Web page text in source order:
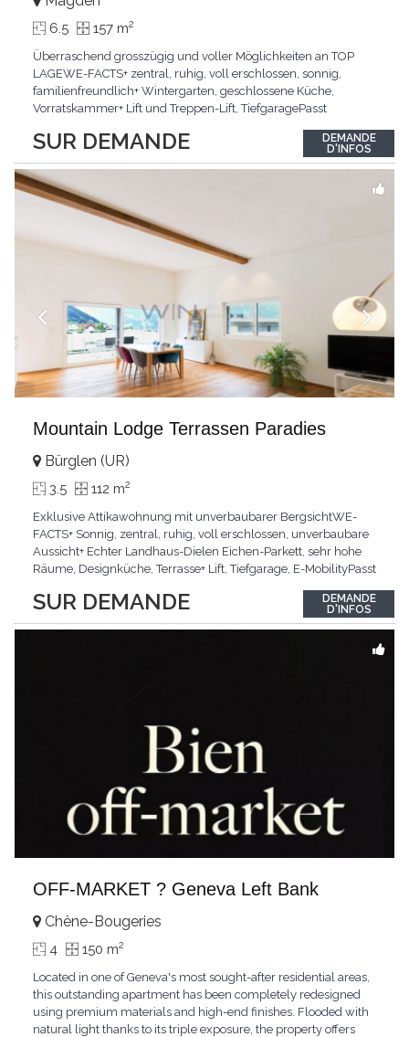
SUR DEMANDE
6.5 157 m2
Überraschend grosszügig und voller Möglichkeiten an TOP
LAGEWE-FACTS+ zentral, ruhig, voll erschlossen, sonnig,
familienfreundlich+ Wintergarten, geschlossene Küche,
Vorratskammer+ Lift und Treppen-Lift, TiefgaragePasst
Wintergarten schaffen ein lichtdurchflutetes
Wunder.Interessiert? JETZT anrufen: +41 76 507 21 32
DEMANDE
D'INFOS
Mountain Lodge Terrassen Paradies
SUR DEMANDE
Bürglen (UR)
3.5 112 m2
Exklusive Attikawohnung mit unverbaubarer BergsichtWE-
FACTS+ Sonnig, zentral, ruhig, voll erschlossen, unverbaubare
Aussicht+ Echter Landhaus-Dielen Eichen-Parkett, sehr hohe
Räume, Designküche, Terrasse+ Lift, Tiefgarage, E-MobilityPasst
ArchitekturKLARTEXT: Grosszügig, sonnig und kompromisslos
hochwertig mit Logenplatz.Interessiert?...
DEMANDE
D'INFOS
OFF-MARKET ? Geneva Left Bank
Chêne-Bougeries
4 150 m2
Located in one of Geneva's most sought-after residential areas,
this outstanding apartment has been completely redesigned
using premium materials and high-end finishes. Flooded with
natural light thanks to its triple exposure, the property offers